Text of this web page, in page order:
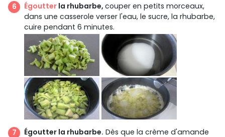
Égoutter la rhubarbe, couper en petits morceaux,
dans une casserole verser l'eau, le sucre, la rhubarbe,
cuire pendant 6 minutes.
Égoutter la rhubarbe. Dès que la crème d'amande